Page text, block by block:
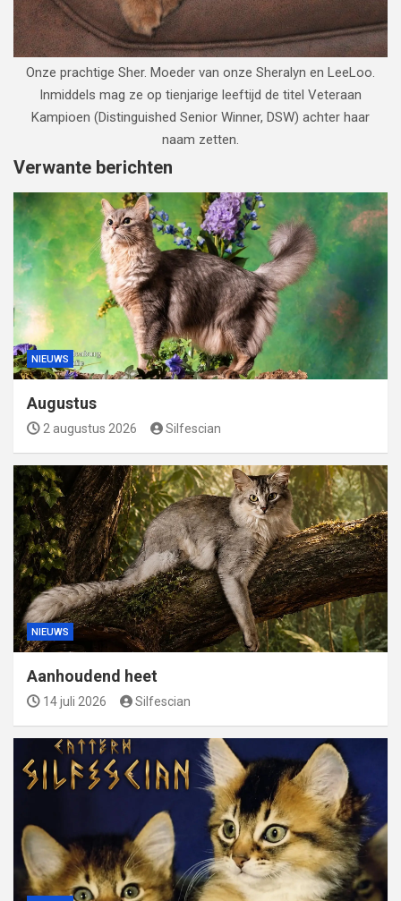
Onze prachtige Sher. Moeder van onze Sheralyn en LeeLoo.
Inmiddels mag ze op tienjarige leeftijd de titel Veteraan
Kampioen (Distinguished Senior Winner, DSW) achter haar
naam zetten.
Verwante berichten
NIEUWS
Augustus
2 augustus 2026 Silfescian
NIEUWS
Aanhoudend heet
14 juli 2026 Silfescian